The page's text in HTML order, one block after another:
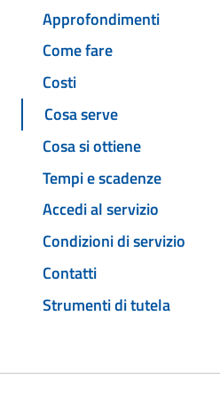
Approfondimenti
Come fare
Costi
Cosa serve
Cosa si ottiene
Tempi e scadenze
Accedi al servizio
Condizioni di servizio
Contatti
Strumenti di tutela